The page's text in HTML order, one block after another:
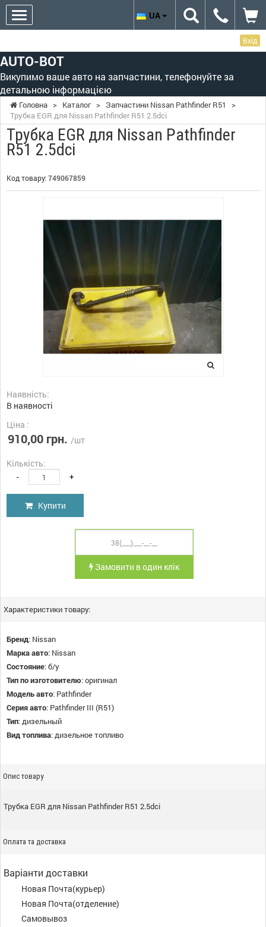
Вхід
AUTO-BOT
Викупимо ваше авто на запчастини, телефонуйте за
детальною інформацією
UA
Головна > Каталог > Запчастини Nissan Pathfinder R51
>
Трубка EGR для Nissan Pathfinder R51 2.5dci
Трубка EGR для Nissan Pathfinder
R51 2.5dci
Код товару: 749067859
Наявність:
В наявності
Ціна :
910,00 грн. /шт
Кількість:
- +
Купити
Замовити в один клік
Характеристики товару:
Бренд: Nissan
Марка авто: Nissan
Состояние:б/у
Тип по изготовителю:оригинал
Модель авто: Pathfinder
Серия авто: Pathfinder III (R51)
Тип:дизельный
Вид топлива:дизельное топливо
Опис товару
Трубка EGR для Nissan Pathfinder R51 2.5dci
Оплата та доставка
Варіанти доставки
Новая Почта(курьер)
Новая Почта(отделение)
Самовывоз